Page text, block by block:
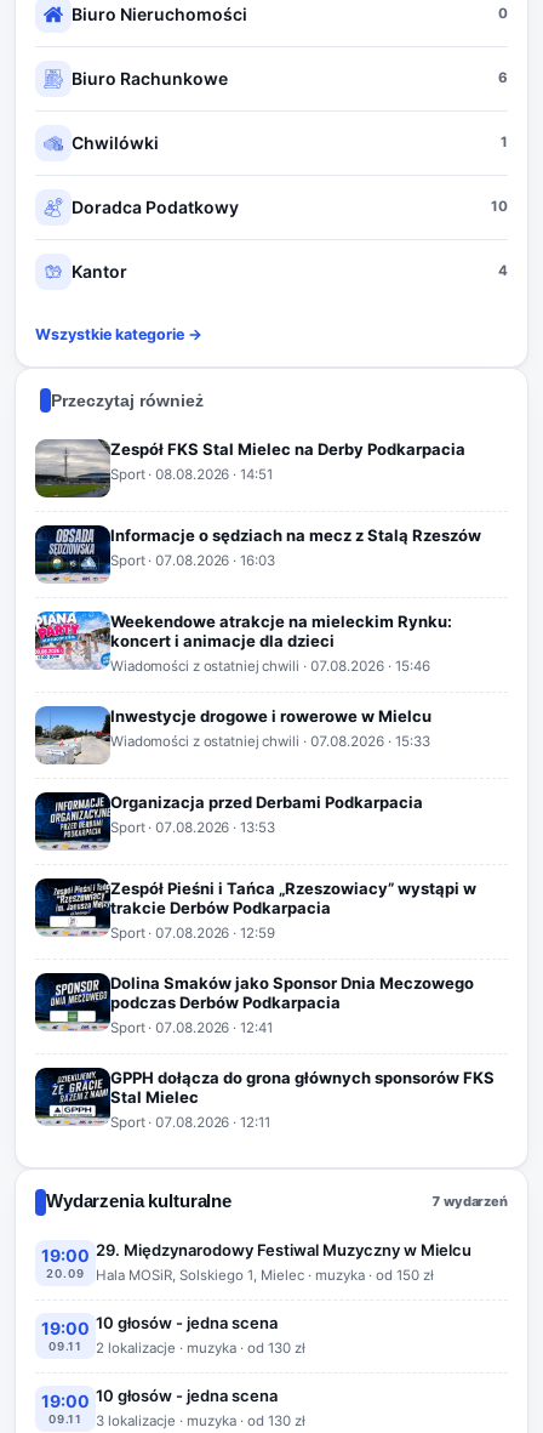
Biuro Nieruchomości 0
Biuro Rachunkowe 6
Chwilówki 1
Doradca Podatkowy 10
Kantor 4
Wszystkie kategorie →
Przeczytaj również
Zespół FKS Stal Mielec na Derby Podkarpacia
Sport·08.08.2026 · 14:51
Informacje o sędziach na mecz z Stalą Rzeszów
Sport·07.08.2026 · 16:03
Weekendowe atrakcje na mieleckim Rynku:
koncert i animacje dla dzieci
Wiadomości z ostatniej chwili · 07.08.2026· 15:46
Inwestycje drogowe i rowerowe w Mielcu
Wiadomości z ostatniej chwili · 07.08.2026· 15:33
Organizacja przed Derbami Podkarpacia
Sport·07.08.2026 · 13:53
Zespół Pieśni i Tańca „Rzeszowiacy” wystąpi w
trakcie Derbów Podkarpacia
Sport·07.08.2026 · 12:59
Dolina Smaków jako Sponsor Dnia Meczowego
podczas Derbów Podkarpacia
Sport·07.08.2026 · 12:41
GPPH dołącza do grona głównych sponsorów FKS
Stal Mielec
Sport·07.08.2026 · 12:11
Wydarzenia kulturalne 7 wydarzeń
19:00
20.09
29. Międzynarodowy Festiwal Muzyczny w Mielcu
Hala MOSiR, Solskiego 1, Mielec · muzyka · od 150 zł
19:00
09.11
10 głosów - jedna scena
2 lokalizacje · muzyka · od 130 zł
19:00
09.11
10 głosów - jedna scena
3 lokalizacje · muzyka · od 130 zł